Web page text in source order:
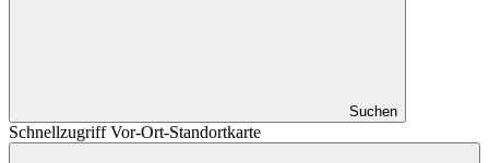
Suchen
Schnellzugriff Vor-Ort-Standortkarte